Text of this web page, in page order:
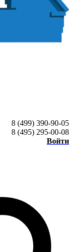
8 (499) 390-90-05
8 (495) 295-00-08
Войти